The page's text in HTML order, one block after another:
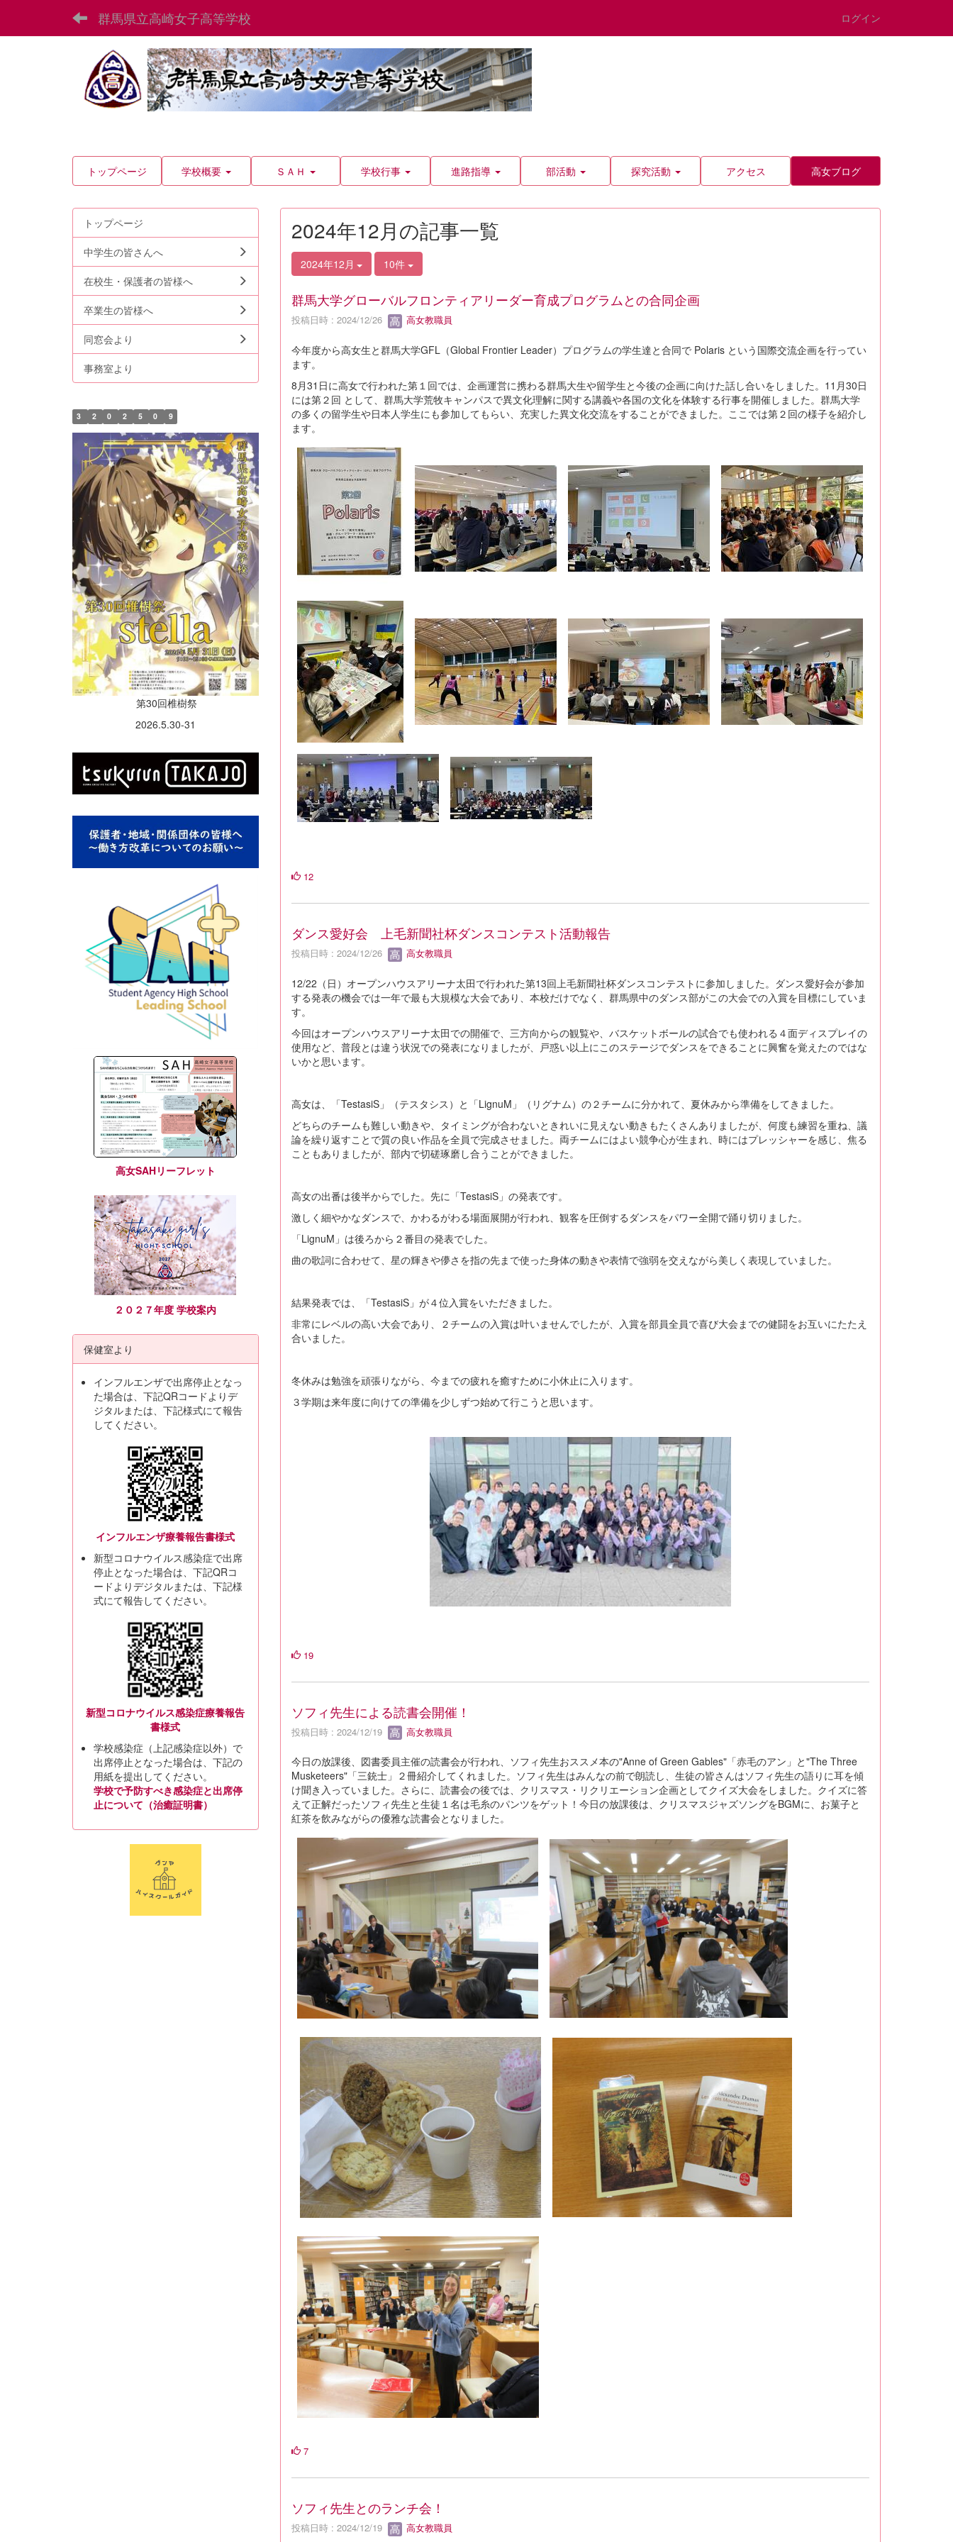
群馬県立高崎女子高等学校 ログイン
トップページ 学校概要 ＳＡＨ 学校行事 進路指導 部活動 探究活動 アクセス 高女ブログ
2024年12月の記事一覧
2024年12月 10件
群馬大学グローバルフロンティアリーダー育成プログラムとの合同企画
投稿日時 : 2024/12/26 高女教職員
今年度から高女生と群馬大学GFL（Global Frontier Leader）プログラムの学生達と合同で Polaris という国際交流企画を行ってい
ます。
8月31日に高女で行われた第１回では、企画運営に携わる群馬大生や留学生と今後の企画に向けた話し合いをしました。11月30日
には第２回 として、群馬大学荒牧キャンパスで異文化理解に関する講義や各国の文化を体験する行事を開催しました。群馬大学
の多くの留学生や日本人学生にも参加してもらい、充実した異文化交流をすることができました。ここでは第２回の様子を紹介し
ます。
12
ダンス愛好会 上毛新聞社杯ダンスコンテスト活動報告
投稿日時 : 2024/12/26 高女教職員
12/22（日）オープンハウスアリーナ太田で行われた第13回上毛新聞社杯ダンスコンテストに参加しました。ダンス愛好会が参加
する発表の機会では一年で最も大規模な大会であり、本校だけでなく、群馬県中のダンス部がこの大会での入賞を目標にしていま
す。
今回はオープンハウスアリーナ太田での開催で、三方向からの観覧や、バスケットボールの試合でも使われる４面ディスプレイの
使用など、普段とは違う状況での発表になりましたが、戸惑い以上にこのステージでダンスをできることに興奮を覚えたのではな
いかと思います。
高女は、「TestasiS」（テスタシス）と「LignuM」（リグナム）の２チームに分かれて、夏休みから準備をしてきました。
どちらのチームも難しい動きや、タイミングが合わないときれいに見えない動きもたくさんありましたが、何度も練習を重ね、議
論を繰り返すことで質の良い作品を全員で完成させました。両チームにはよい競争心が生まれ、時にはプレッシャーを感じ、焦る
こともありましたが、部内で切磋琢磨し合うことができました。
高女の出番は後半からでした。先に「TestasiS」の発表です。
激しく細やかなダンスで、かわるがわる場面展開が行われ、観客を圧倒するダンスをパワー全開で踊り切りました。
「LignuM」は後ろから２番目の発表でした。
曲の歌詞に合わせて、星の輝きや儚さを指の先まで使った身体の動きや表情で強弱を交えながら美しく表現していました。
結果発表では、「TestasiS」が４位入賞をいただきました。
非常にレベルの高い大会であり、２チームの入賞は叶いませんでしたが、入賞を部員全員で喜び大会までの健闘をお互いにたたえ
合いました。
冬休みは勉強を頑張りながら、今までの疲れを癒すために小休止に入ります。
３学期は来年度に向けての準備を少しずつ始めて行こうと思います。
19
ソフィ先生による読書会開催！
投稿日時 : 2024/12/19 高女教職員
今日の放課後、図書委員主催の読書会が行われ、ソフィ先生おススメ本の"Anne of Green Gables"「赤毛のアン」と"The Three
Musketeers"「三銃士」２冊紹介してくれました。ソフィ先生はみんなの前で朗読し、生徒の皆さんはソフィ先生の語りに耳を傾
け聞き入っていました。さらに、読書会の後では、クリスマス・リクリエーション企画としてクイズ大会をしました。クイズに答
えて正解だったソフィ先生と生徒１名は毛糸のパンツをゲット！今日の放課後は、クリスマスジャズソングをBGMに、お菓子と
紅茶を飲みながらの優雅な読書会となりました。
7
ソフィ先生とのランチ会！
投稿日時 : 2024/12/19 高女教職員
トップページ
中学生の皆さんへ
在校生・保護者の皆様へ
卒業生の皆様へ
同窓会より
事務室より
3 2 0 2 5 0 9
第30回椎樹祭
2026.5.30-31
高女SAHリーフレット
２０２７年度 学校案内
保健室より
インフルエンザで出席停止となっ
た場合は、下記QRコードよりデ
ジタルまたは、下記様式にて報告
してください。
インフルエンザ療養報告書様式
新型コロナウイルス感染症で出席
停止となった場合は、下記QRコ
ードよりデジタルまたは、下記様
式にて報告してください。
新型コロナウイルス感染症療養報告
書様式
学校感染症（上記感染症以外）で
出席停止となった場合は、下記の
用紙を提出してください。
学校で予防すべき感染症と出席停
止について（治癒証明書）